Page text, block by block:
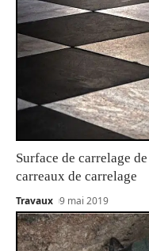
Surface de carrelage
carreaux de carrelage
Travaux 9 mai 2019